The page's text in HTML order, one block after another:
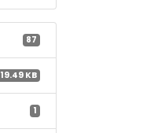
87
19.49 KB
1